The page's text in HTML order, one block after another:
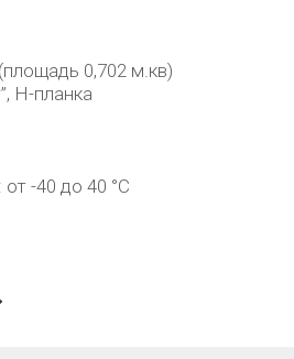
0,702 м.кв)
Н-планка
-40 до 40 °C